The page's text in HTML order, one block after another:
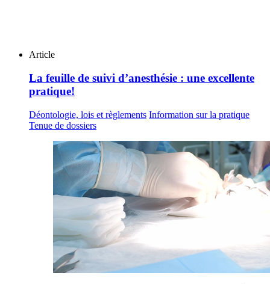
Article
La feuille de suivi d’anesthésie : une excellente
pratique!
Déontologie, lois et règlements Information sur la pratique
Tenue de dossiers